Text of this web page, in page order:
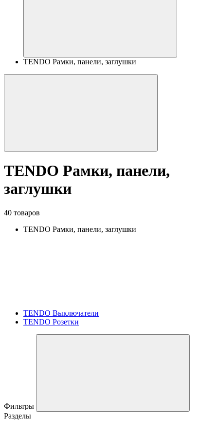
TENDO Рамки, панели, заглушки
TENDO Рамки, панели,
заглушки
40 товаров
TENDO Рамки, панели, заглушки
TENDO Выключатели
TENDO Розетки
Фильтры
Разделы